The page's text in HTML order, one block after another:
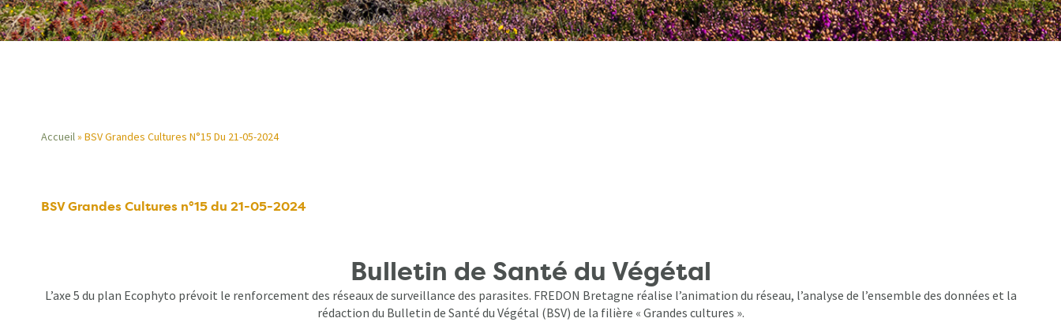
d'Ariane
Accueil BSV Grandes Cultures N°15 Du 21-05-2024
BSV Grandes Cultures n°15 du 21-05-2024
Bulletin de Santé du Végétal
L’axe 5 du plan Ecophyto prévoit le renforcement des réseaux de surveillance des parasites. FREDON Bretagne réalise l’animation du réseau, l’analyse de l’ensemble des données et la
rédaction du Bulletin de Santé du Végétal (BSV) de la filière « Grandes cultures ».